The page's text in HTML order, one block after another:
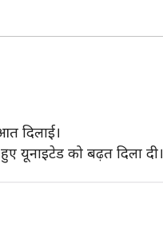
दिलाई।
यूनाइटेड को बढ़त दिला दी।